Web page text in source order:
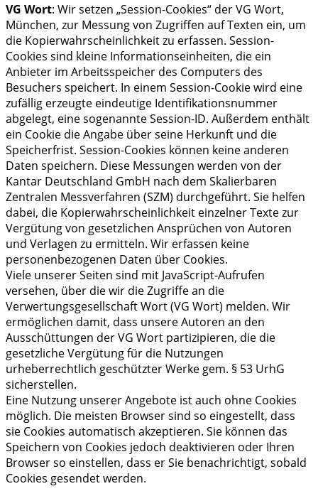
VG Wort: Wir setzen „Session-Cookies“ der VG Wort,
München, zur Messung von Zugriffen auf Texten ein, um
die Kopierwahrscheinlichkeit zu erfassen. Session-
Cookies sind kleine Informationseinheiten, die ein
Anbieter im Arbeitsspeicher des Computers des
Besuchers speichert. In einem Session-Cookie wird eine
zufällig erzeugte eindeutige Identifikationsnummer
abgelegt, eine sogenannte Session-ID. Außerdem enthält
ein Cookie die Angabe über seine Herkunft und die
Speicherfrist. Session-Cookies können keine anderen
Daten speichern. Diese Messungen werden von der
Kantar Deutschland GmbH nach dem Skalierbaren
Zentralen Messverfahren (SZM) durchgeführt. Sie helfen
dabei, die Kopierwahrscheinlichkeit einzelner Texte zur
Vergütung von gesetzlichen Ansprüchen von Autoren
und Verlagen zu ermitteln. Wir erfassen keine
personenbezogenen Daten über Cookies.
Viele unserer Seiten sind mit JavaScript-Aufrufen
versehen, über die wir die Zugriffe an die
Verwertungsgesellschaft Wort (VG Wort) melden. Wir
ermöglichen damit, dass unsere Autoren an den
Ausschüttungen der VG Wort partizipieren, die die
gesetzliche Vergütung für die Nutzungen
urheberrechtlich geschützter Werke gem. § 53 UrhG
sicherstellen.
Eine Nutzung unserer Angebote ist auch ohne Cookies
möglich. Die meisten Browser sind so eingestellt, dass
sie Cookies automatisch akzeptieren. Sie können das
Speichern von Cookies jedoch deaktivieren oder Ihren
Browser so einstellen, dass er Sie benachrichtigt, sobald
Cookies gesendet werden.